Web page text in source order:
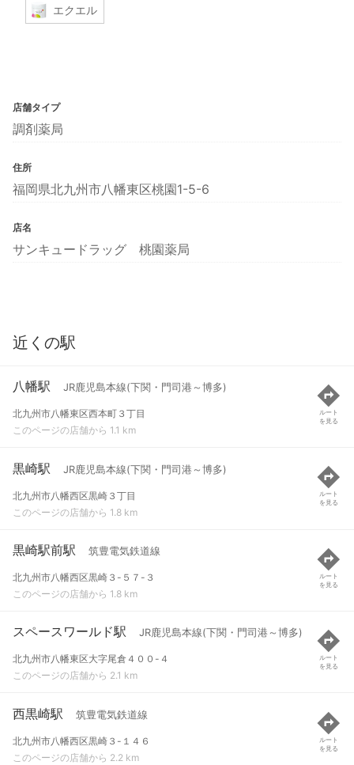
エクエル
店舗タイプ
調剤薬局
住所
福岡県北九州市八幡東区桃園1-5-6
店名
サンキュードラッグ 桃園薬局
近くの駅
八幡駅 JR鹿児島本線(下関・門司港～博多)
北九州市八幡東区西本町３丁目
このページの店舗から 1.1 km
ルート
を見る
黒崎駅 JR鹿児島本線(下関・門司港～博多)
北九州市八幡西区黒崎３丁目
このページの店舗から 1.8 km
ルート
を見る
黒崎駅前駅 筑豊電気鉄道線
北九州市八幡西区黒崎３-５７-３
このページの店舗から 1.8 km
ルート
を見る
スペースワールド駅 JR鹿児島本線(下関・門司港～博多)
北九州市八幡東区大字尾倉４００-４
このページの店舗から 2.1 km
ルート
を見る
西黒崎駅 筑豊電気鉄道線
北九州市八幡西区黒崎３-１４６
このページの店舗から 2.2 km
ルート
を見る